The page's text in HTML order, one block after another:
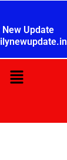
New Update
Menu